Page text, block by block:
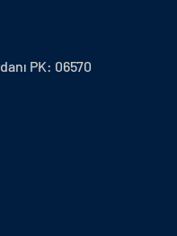
PK: 06570